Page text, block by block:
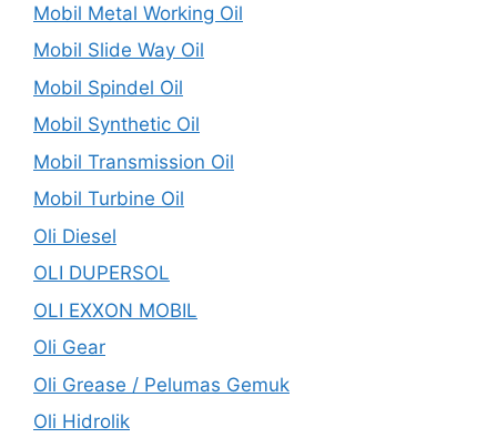
Mobil Metal Working Oil
Mobil Slide Way Oil
Mobil Spindel Oil
Mobil Synthetic Oil
Mobil Transmission Oil
Mobil Turbine Oil
Oli Diesel
OLI DUPERSOL
OLI EXXON MOBIL
Oli Gear
Oli Grease / Pelumas Gemuk
Oli Hidrolik